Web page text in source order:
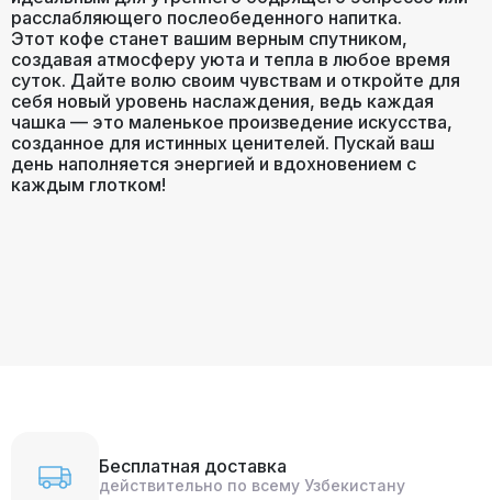
расслабляющего послеобеденного напитка.
Этот кофе станет вашим верным спутником,
создавая атмосферу уюта и тепла в любое время
суток. Дайте волю своим чувствам и откройте для
себя новый уровень наслаждения, ведь каждая
чашка — это маленькое произведение искусства,
созданное для истинных ценителей. Пускай ваш
день наполняется энергией и вдохновением с
каждым глотком!
Бесплатная доставка
действительно по всему Узбекистану